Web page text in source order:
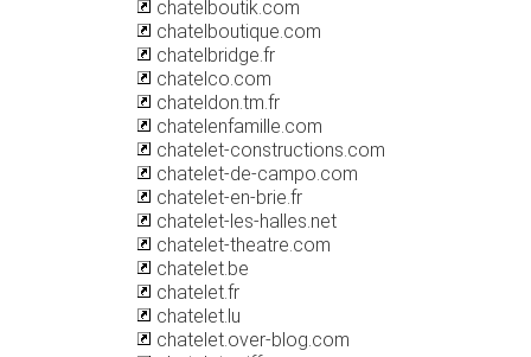
chatelboutik.com
chatelboutique.com
chatelbridge.fr
chatelco.com
chateldon.tm.fr
chatelenfamille.com
chatelet-constructions.com
chatelet-de-campo.com
chatelet-en-brie.fr
chatelet-les-halles.net
chatelet-theatre.com
chatelet.be
chatelet.fr
chatelet.lu
chatelet.over-blog.com